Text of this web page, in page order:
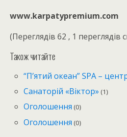
www.karpatypremium.com
(Переглядів 62 , 1 переглядів
Також читайте
“П’ятий океан” SPA –
Санаторій «Віктор» (1)
Оголошення (0)
Оголошення (0)